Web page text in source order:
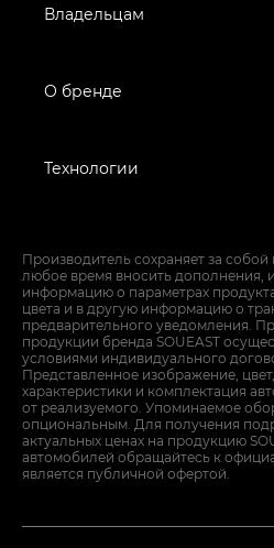
Владельцам
О бренде
Технологии
Производитель сохраняет за
любое время вносить дополнения,
информацию о параметрах
цвета и в другую информацию о
предварительного уведомления.
продукции бренда SOUEAST
условиями индивидуального
Представленное изображение,
характеристики и комплектация
от реализуемого. Упоминаемое
опциональным. Для получения
актуальных ценах на продукцию
автомобилей обращайтесь к
является публичной офертой.